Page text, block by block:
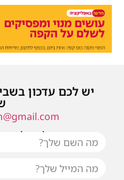
יש לכם עדכון
או שילחו אלינו